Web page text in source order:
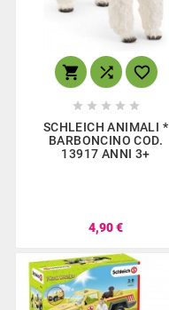
  
    
SCHLEICH ANIMALI *
BARBONCINO COD.
13917 ANNI 3+
4,90 €